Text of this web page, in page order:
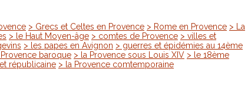
> Grecs et Celtes en Provence > Rome en Provence > La
> le Haut Moyen-âge > comtes de Provence > villes et
> les papes en Avignon > guerres et épidémies au 14ème
baroque > la Provence sous Louis XIV > le 18ème
républicaine > la Provence comtemporaine